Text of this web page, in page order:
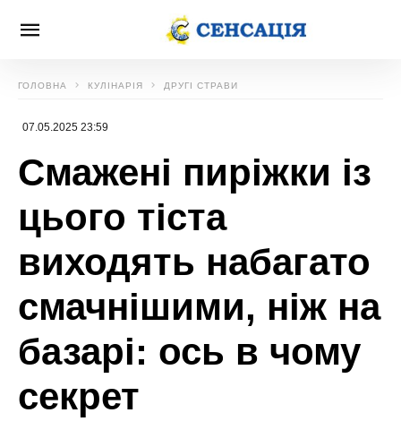
ГОЛОВНА КУЛІНАРІЯ ДРУГІ СТРАВИ
07.05.2025 23:59
Смажені пиріжки із
цього тіста
виходять набагато
смачнішими, ніж на
базарі: ось в чому
секрет